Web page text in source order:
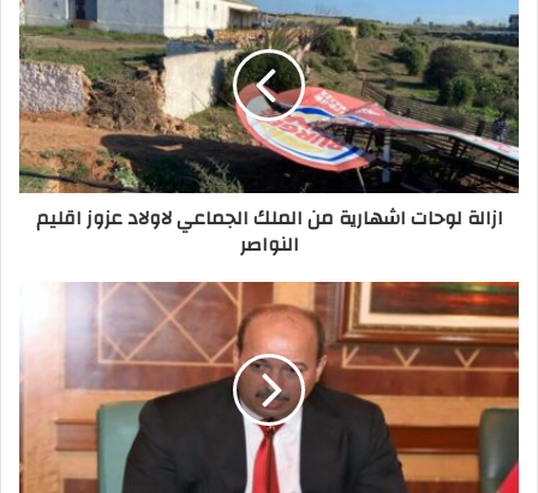
ازالة لوحات اشهارية من الملك الجماعي لاولاد عزوز اقليم
النواصر